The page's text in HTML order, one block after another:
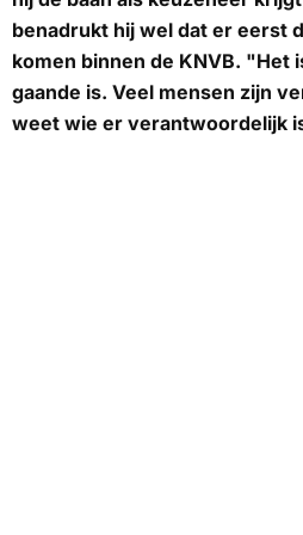
benadrukt hij wel dat er eerst
komen binnen de KNVB. "Het
gaande is. Veel mensen zijn
weet wie er verantwoordelijk